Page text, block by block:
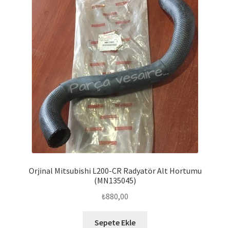
Orjinal Mitsubishi L200-CR Radyatör Alt Hortumu
(MN135045)
₺880,00
Sepete Ekle